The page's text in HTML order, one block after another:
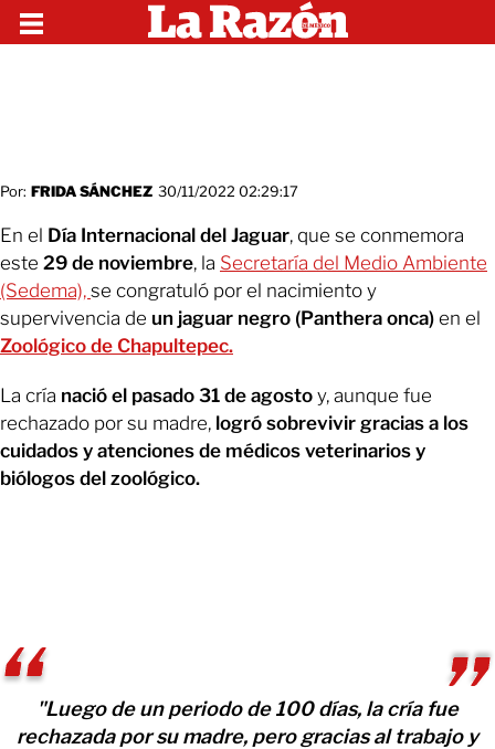
Por: FRIDA SÁNCHEZ 30/11/2022 02:29:17
En el Día Internacional del Jaguar, que se conmemora
este 29 de noviembre, la Secretaría del Medio Ambiente
(Sedema), se congratuló por el nacimiento y
supervivencia de un jaguar negro (Panthera onca) en el
Zoológico de Chapultepec.
La cría nació el pasado 31 de agosto y, aunque fue
rechazado por su madre, logró sobrevivir gracias a los
cuidados y atenciones de médicos veterinarios y
biólogos del zoológico.
"Luego de un periodo de 100 días, la cría fue
rechazada por su madre, pero gracias al trabajo y